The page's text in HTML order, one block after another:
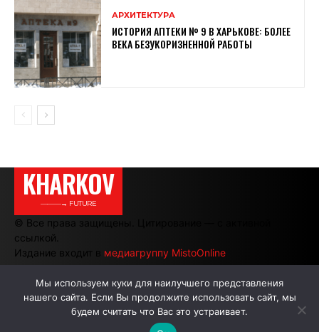
АРХИТЕКТУРА
ИСТОРИЯ АПТЕКИ № 9 В ХАРЬКОВЕ: БОЛЕЕ
ВЕКА БЕЗУКОРИЗНЕННОЙ РАБОТЫ
KHARKOV
———→ FUTURE
© Все права защищены. Цитирование — с активной
ссылкой.
Издание входит в медиагруппу MistoOnline
АВТОРЫ РЕКЛАМА НА САЙТЕ
Мы используем куки для наилучшего представления
нашего сайта. Если Вы продолжите использовать сайт, мы
будем считать что Вас это устраивает.